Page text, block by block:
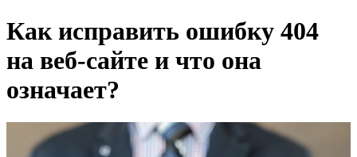
Как исправить ошибку 404
на веб-сайте и что она
означает?